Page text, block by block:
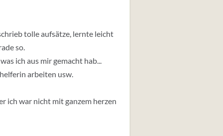
tolle aufsätze, lernte leicht
so.
ich aus mir gemacht hab...
arbeiten usw.
ich war nicht mit ganzem herzen